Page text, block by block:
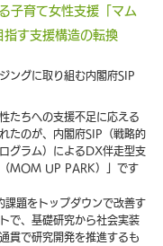
子育て女性支援「マム
指す支援構造の転換
ングに取り組む内閣府SIP
たちへの支援不足に応える
たのが、内閣府SIP（戦略的
グラム）によるDX伴走型支
MOM UP PARK）」です
課題をトップダウンで改善す
で、基礎研究から社会実装
貫で研究開発を推進するも